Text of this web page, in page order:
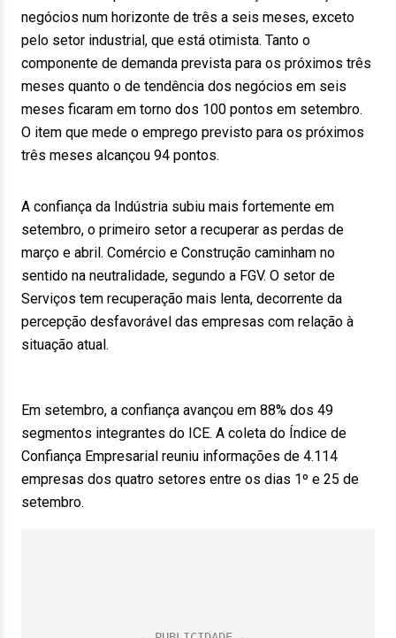
negócios num horizonte de três a seis meses, exceto
pelo setor industrial, que está otimista. Tanto o
componente de demanda prevista para os próximos três
meses quanto o de tendência dos negócios em seis
meses ficaram em torno dos 100 pontos em setembro.
O item que mede o emprego previsto para os próximos
três meses alcançou 94 pontos.
A confiança da Indústria subiu mais fortemente em
setembro, o primeiro setor a recuperar as perdas de
março e abril. Comércio e Construção caminham no
sentido na neutralidade, segundo a FGV. O setor de
Serviços tem recuperação mais lenta, decorrente da
percepção desfavorável das empresas com relação à
situação atual.
Em setembro, a confiança avançou em 88% dos 49
segmentos integrantes do ICE. A coleta do Índice de
Confiança Empresarial reuniu informações de 4.114
empresas dos quatro setores entre os dias 1º e 25 de
setembro.